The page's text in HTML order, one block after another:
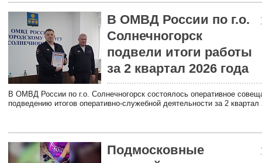
В ОМВД России по г.о.
Солнечногорск
подвели итоги работы
за 2 квартал 2026 года
В ОМВД России по г.о. Солнечногорск состоялось оперативное
подведению итогов оперативно-служебной деятельности за 2 квартал
Подмосковные